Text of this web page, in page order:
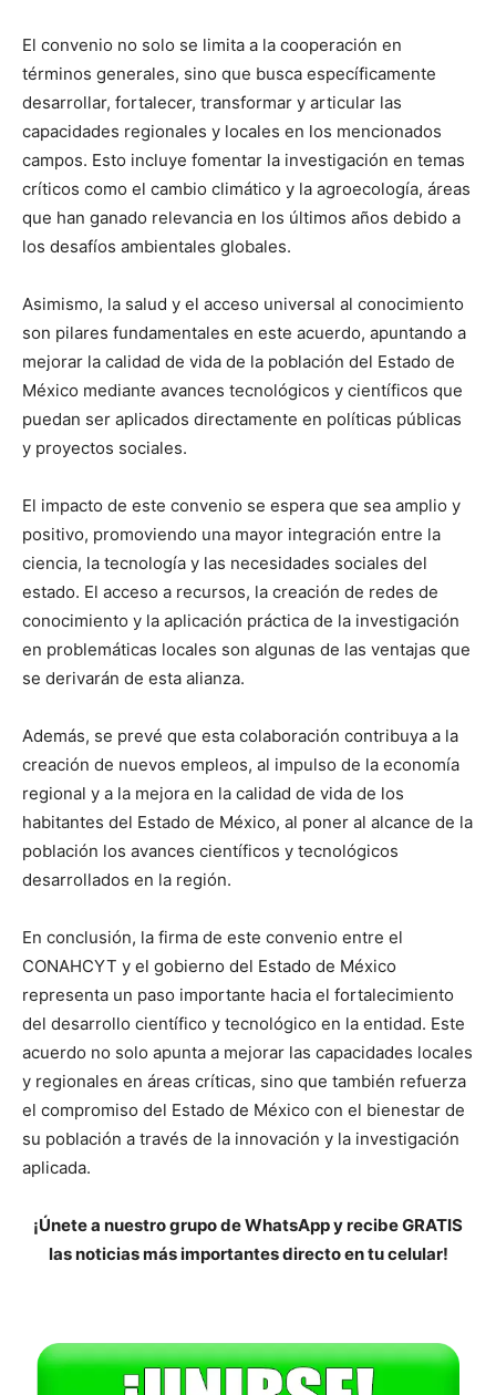
El convenio no solo se limita a la cooperación en
términos generales, sino que busca específicamente
desarrollar, fortalecer, transformar y articular las
capacidades regionales y locales en los mencionados
campos. Esto incluye fomentar la investigación en temas
críticos como el cambio climático y la agroecología, áreas
que han ganado relevancia en los últimos años debido a
los desafíos ambientales globales.
Asimismo, la salud y el acceso universal al conocimiento
son pilares fundamentales en este acuerdo, apuntando a
mejorar la calidad de vida de la población del Estado de
México mediante avances tecnológicos y científicos que
puedan ser aplicados directamente en políticas públicas
y proyectos sociales.
El impacto de este convenio se espera que sea amplio y
positivo, promoviendo una mayor integración entre la
ciencia, la tecnología y las necesidades sociales del
estado. El acceso a recursos, la creación de redes de
conocimiento y la aplicación práctica de la investigación
en problemáticas locales son algunas de las ventajas que
se derivarán de esta alianza.
Además, se prevé que esta colaboración contribuya a la
creación de nuevos empleos, al impulso de la economía
regional y a la mejora en la calidad de vida de los
habitantes del Estado de México, al poner al alcance de la
población los avances científicos y tecnológicos
desarrollados en la región.
En conclusión, la firma de este convenio entre el
CONAHCYT y el gobierno del Estado de México
representa un paso importante hacia el fortalecimiento
del desarrollo científico y tecnológico en la entidad. Este
acuerdo no solo apunta a mejorar las capacidades locales
y regionales en áreas críticas, sino que también refuerza
el compromiso del Estado de México con el bienestar de
su población a través de la innovación y la investigación
aplicada.
¡Únete a nuestro grupo de WhatsApp y recibe GRATIS
las noticias más importantes directo en tu celular!